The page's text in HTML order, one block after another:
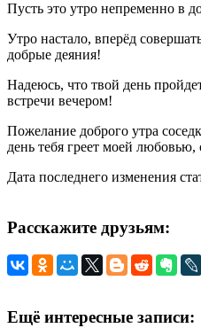
Пусть это утро непременно в
Утро настало, вперёд
добрые деяния!
Надеюсь, что твой день
встречи вечером!
Пожелание доброго утра
день тебя греет моей
Дата последнего изменения
Расскажите друзьям:
Ещё интересные записи: